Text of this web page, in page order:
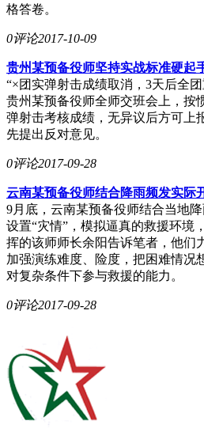
格答卷。
0评论2017-10-09
贵州某预备役师坚持实战标准硬起
“×团实弹射击成绩取消，3天后全
贵州某预备役师全师交班会上，按
弹射击考核成绩，无异议后方可上
先提出反对意见。
0评论2017-09-28
云南某预备役师结合降雨频发实际
9月底，云南某预备役师结合当地
设置“灾情”，模拟逼真的救援环境
挥的该师师长余阳告诉笔者，他们
加强演练难度、险度，把困难情况
对复杂条件下参与救援的能力。
0评论2017-09-28